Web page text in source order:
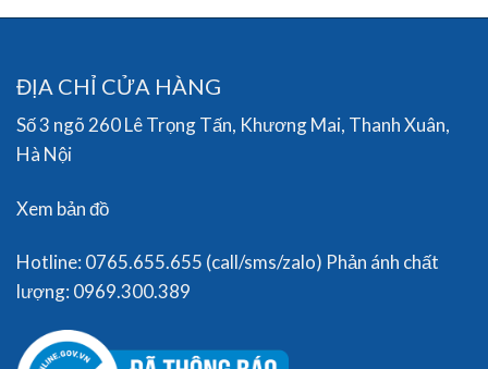
ĐỊA CHỈ CỬA HÀNG
Số 3 ngõ 260 Lê Trọng Tấn, Khương Mai, Thanh Xuân,
Hà Nội
Xem bản đồ
Hotline: 0765.655.655 (call/sms/zalo) Phản ánh chất
lượng: 0969.300.389